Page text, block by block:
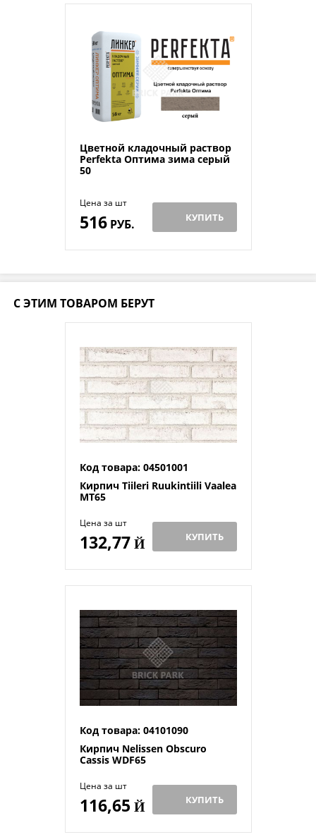
Цветной кладочный раствор
Perfekta Оптима зима серый
50
Цена за шт
516РУБ. КУПИТЬ
С ЭТИМ ТОВАРОМ БЕРУТ
Код товара: 04501001
Кирпич Tiileri Ruukintiili Vaalea
MT65
Цена за шт
132,77Й КУПИТЬ
Код товара: 04101090
Кирпич Nelissen Obscuro
Cassis WDF65
Цена за шт
116,65 Й КУПИТЬ